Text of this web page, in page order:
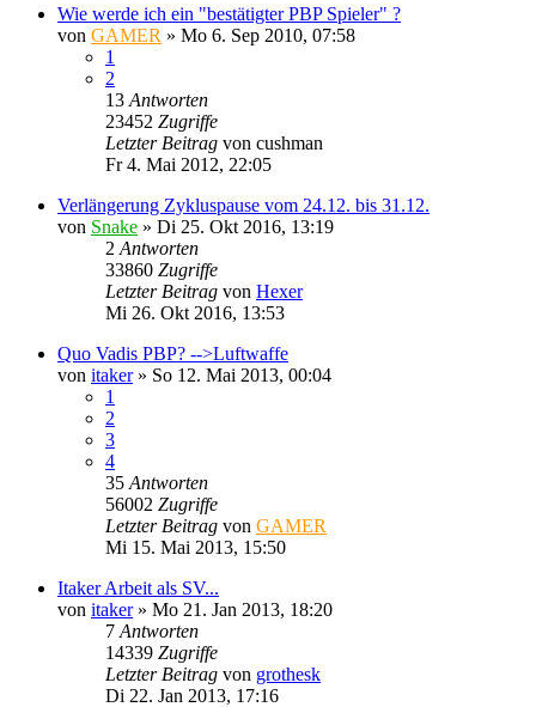
Wie werde ich ein "bestätigter PBP Spieler" ?
von GAMER » Mo 6. Sep 2010, 07:58
1
2
13 Antworten
23452 Zugriffe
Letzter Beitrag von cushman
Fr 4. Mai 2012, 22:05
Verlängerung Zykluspause vom 24.12. bis 31.12.
von Snake » Di 25. Okt 2016, 13:19
2 Antworten
33860 Zugriffe
Letzter Beitrag von Hexer
Mi 26. Okt 2016, 13:53
Quo Vadis PBP? -->Luftwaffe
von itaker» So 12. Mai 2013, 00:04
1
2
3
4
35 Antworten
56002 Zugriffe
Letzter Beitrag von GAMER
Mi 15. Mai 2013, 15:50
Itaker Arbeit als SV...
von itaker» Mo 21. Jan 2013, 18:20
7 Antworten
14339 Zugriffe
Letzter Beitrag von grothesk
Di 22. Jan 2013, 17:16